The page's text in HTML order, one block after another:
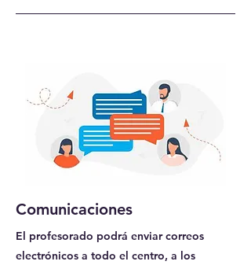
Comunicaciones
El profesorado podrá enviar correos
electrónicos a todo el centro, a los